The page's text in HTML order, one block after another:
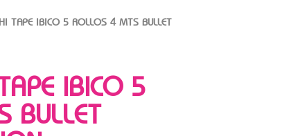
TAPE IBICO 5 ROLLOS 4 MTS BULLET
IBICO 5
BULLET